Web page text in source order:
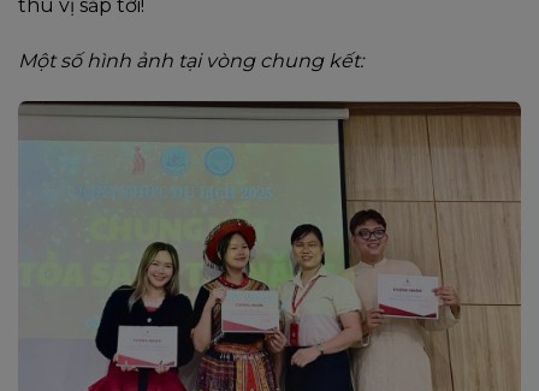
thú vị sắp tới!
Một số hình ảnh tại vòng chung kết: